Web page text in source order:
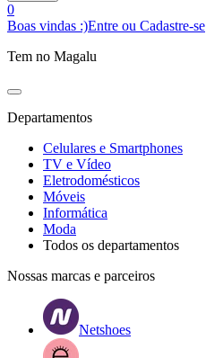
0
Boas vindas :)Entre ou Cadastre-se
Tem no Magalu
Departamentos
Celulares e Smartphones
TV e Vídeo
Eletrodomésticos
Móveis
Informática
Moda
Todos os departamentos
Nossas marcas e parceiros
Netshoes